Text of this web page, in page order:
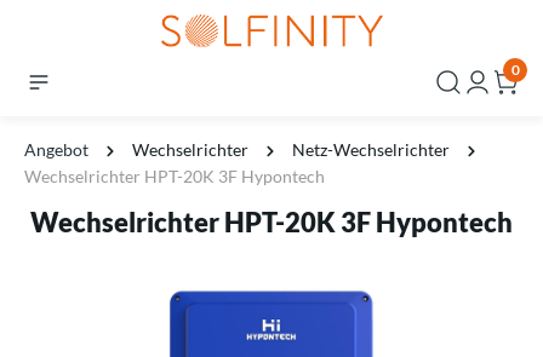
0
Angebot Wechselrichter
Netz-Wechselrichter
Wechselrichter HPT-20K 3F Hypontech
Wechselrichter HPT-20K 3F Hypontech